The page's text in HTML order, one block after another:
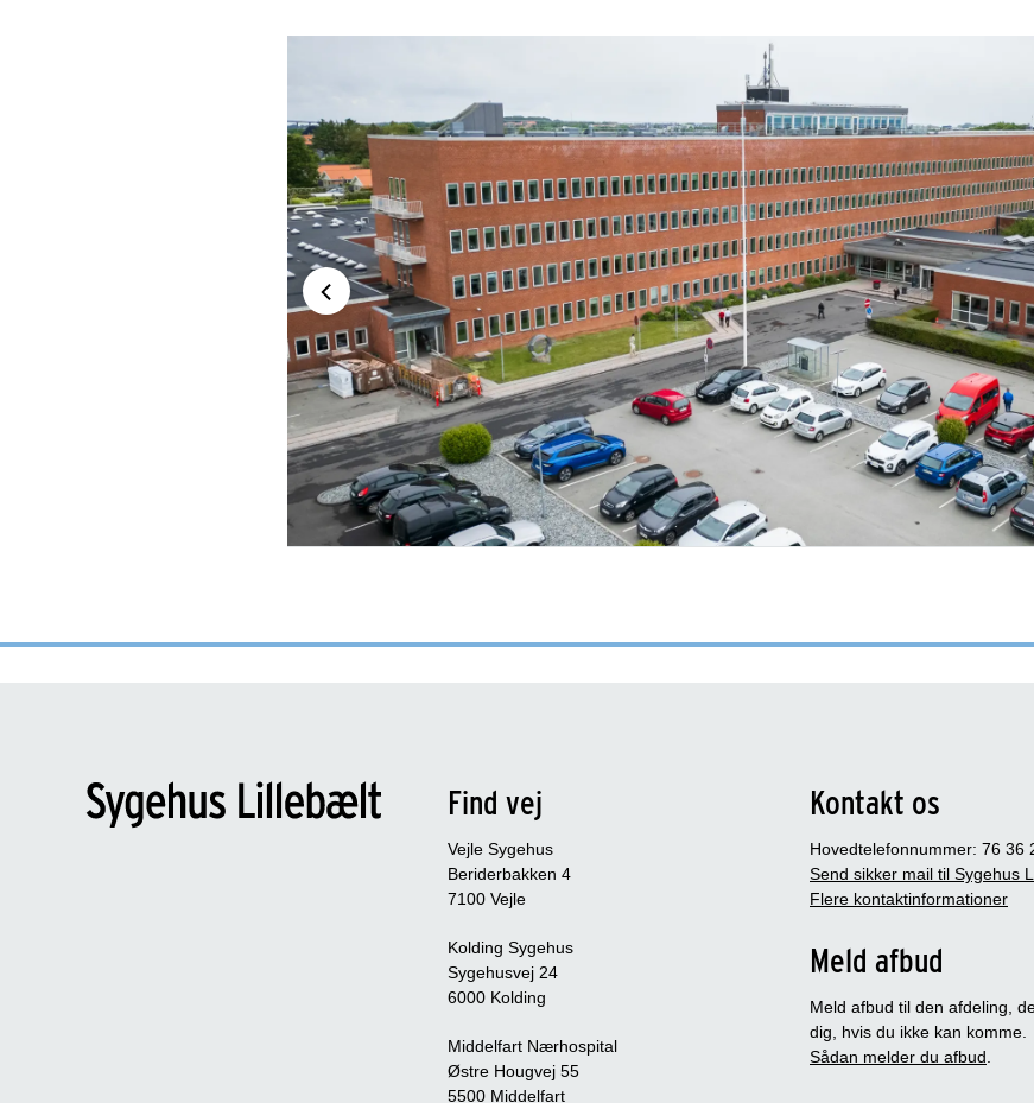
Find vej
Vejle Sygehus
Beriderbakken 4
7100 Vejle
Kolding Sygehus
Sygehusvej 24
6000 Kolding
Middelfart Nærhospital
Østre Hougvej 55
5500 Middelfart
Kontakt os
Hovedtelefonnummer: 76 36
Send sikker mail til Sygehus
Flere kontaktinformationer
Meld afbud
Meld afbud til den afdeling,
dig, hvis du ikke kan komme.
Sådan melder du afbud